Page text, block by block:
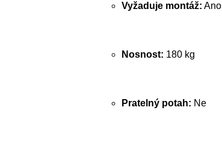
Vyžaduje montáž: Ano
Nosnost: 180 kg
Pratelný potah: Ne